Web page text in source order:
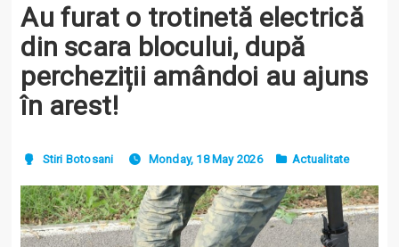
Au furat o trotinetă electrică
din scara blocului, după
percheziții amândoi au ajuns
în arest!
Stiri Botosani Monday, 18 May 2026 Actualitate